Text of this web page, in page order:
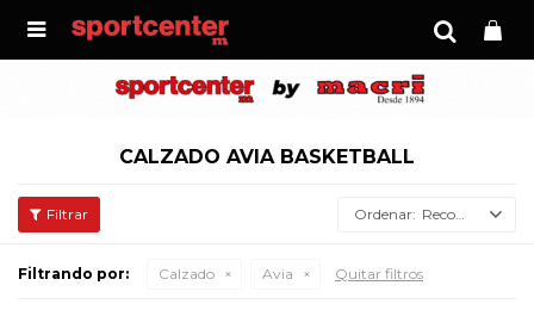

CALZADO AVIA BASKETBALL
Recomendados
Filtrando por: Calzado Avia Quitar filtros